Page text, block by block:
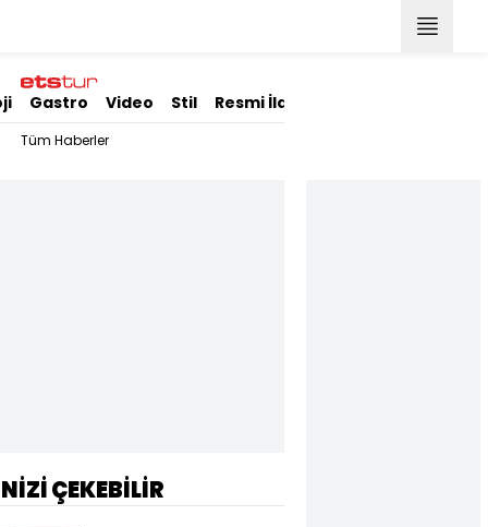
Gastro Video Stil Resmi İlanlar
Tüm Haberler
ÇEKEBİLİR